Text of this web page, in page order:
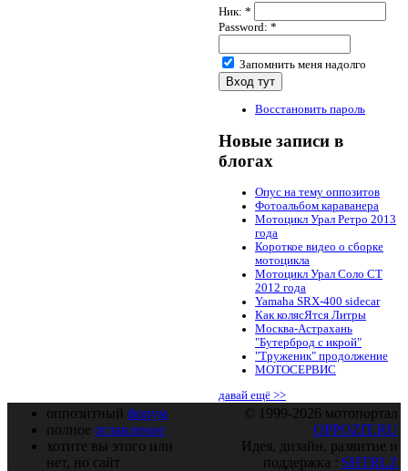
Ник: *
Password: *
Запомнить меня надолго
Восстановить пароль
Новые записи в
блогах
Опус на тему оппозитов
Фотоальбом караванера
Мотоцикл Урал Ретро 2013
года
Короткое видео о сборке
мотоцикла
Мотоцикл Урал Соло СТ
2012 года
Yamaha SRX-400 sidecar
Как колясЯтся Литры
Москва-Астрахань
"Бутерброд с икрой"
"Труженик" продолжение
МОТОСЕРВИС
давай ещё >>
оппозитный форум
полное оглавление
хотите вы этого или
нет, но сайт
© 1999-2026 мотопортал
OPPOZIT.RU
Идея, дизайн, развитие и
поддержка : SHTRLZ